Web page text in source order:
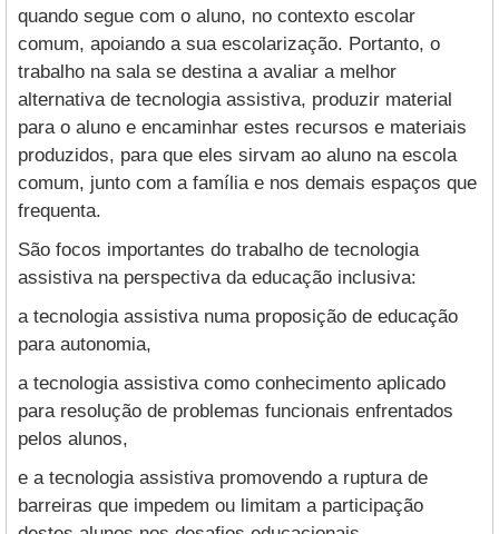
quando segue com o aluno, no contexto escolar
comum, apoiando a sua escolarização. Portanto, o
trabalho na sala se destina a avaliar a melhor
alternativa de tecnologia assistiva, produzir material
para o aluno e encaminhar estes recursos e materiais
produzidos, para que eles sirvam ao aluno na escola
comum, junto com a família e nos demais espaços que
frequenta.
São focos importantes do trabalho de tecnologia
assistiva na perspectiva da educação inclusiva:
a tecnologia assistiva numa proposição de educação
para autonomia,
a tecnologia assistiva como conhecimento aplicado
para resolução de problemas funcionais enfrentados
pelos alunos,
e a tecnologia assistiva promovendo a ruptura de
barreiras que impedem ou limitam a participação